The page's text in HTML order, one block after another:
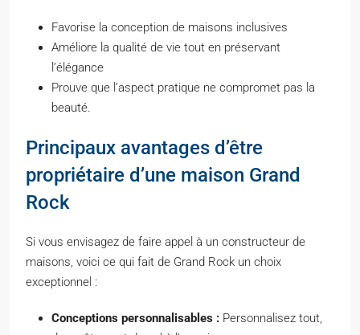
Favorise la conception de maisons inclusives
Améliore la qualité de vie tout en préservant
l’élégance
Prouve que l’aspect pratique ne compromet pas la
beauté.
Principaux avantages d’être
propriétaire d’une maison Grand
Rock
Si vous envisagez de faire appel à un constructeur de
maisons, voici ce qui fait de Grand Rock un choix
exceptionnel :
Conceptions personnalisables : Personnalisez tout,